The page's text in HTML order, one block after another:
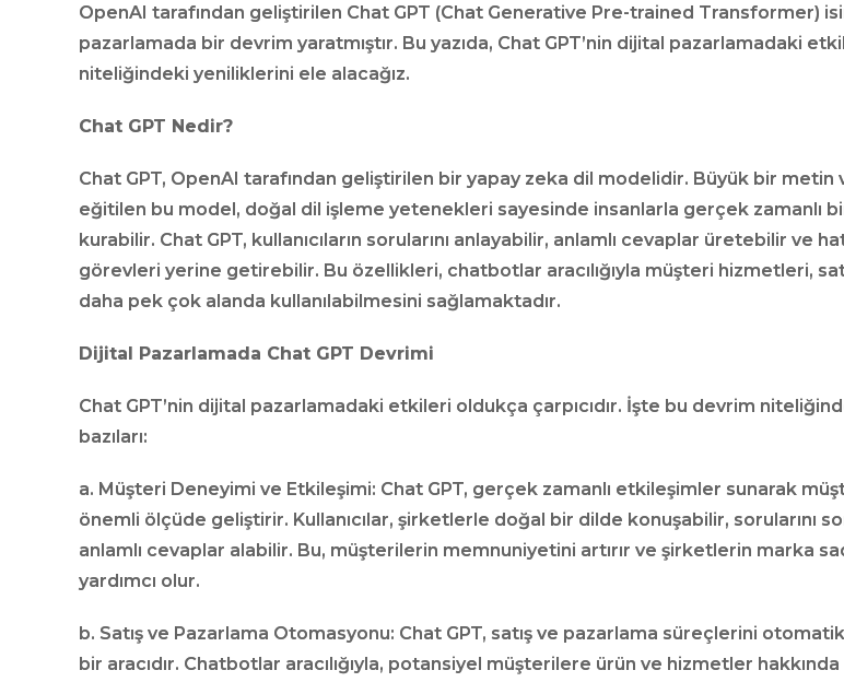
OpenAI tarafından geliştirilen Chat GPT (Chat Generative Pre-trained Transformer)
pazarlamada bir devrim yaratmıştır. Bu yazıda, Chat GPT’nin dijital pazarlamadaki
niteliğindeki yeniliklerini ele alacağız.
Chat GPT Nedir?
Chat GPT, OpenAI tarafından geliştirilen bir yapay zeka dil modelidir. Büyük bir metin
eğitilen bu model, doğal dil işleme yetenekleri sayesinde insanlarla gerçek zamanlı
kurabilir. Chat GPT, kullanıcıların sorularını anlayabilir, anlamlı cevaplar üretebilir ve
görevleri yerine getirebilir. Bu özellikleri, chatbotlar aracılığıyla müşteri hizmetleri,
daha pek çok alanda kullanılabilmesini sağlamaktadır.
Dijital Pazarlamada Chat GPT Devrimi
Chat GPT’nin dijital pazarlamadaki etkileri oldukça çarpıcıdır. İşte bu devrim
bazıları:
a. Müşteri Deneyimi ve Etkileşimi: Chat GPT, gerçek zamanlı etkileşimler sunarak
önemli ölçüde geliştirir. Kullanıcılar, şirketlerle doğal bir dilde konuşabilir, sorularını
anlamlı cevaplar alabilir. Bu, müşterilerin memnuniyetini artırır ve şirketlerin marka
yardımcı olur.
b. Satış ve Pazarlama Otomasyonu: Chat GPT, satış ve pazarlama süreçlerini
bir aracıdır. Chatbotlar aracılığıyla, potansiyel müşterilere ürün ve hizmetler